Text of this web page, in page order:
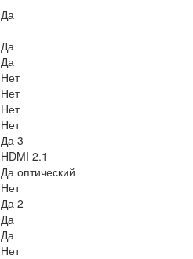
Да
Да
Да
Нет
Нет
Нет
Нет
Да 3
HDMI 2.1
Да оптический
Нет
Да 2
Да
Да
Нет